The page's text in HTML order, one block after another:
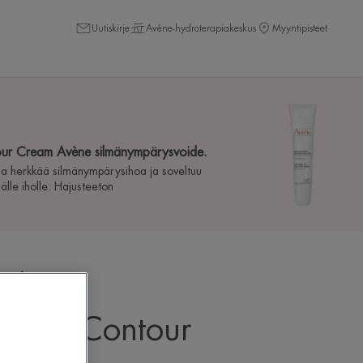
Uutiskirje Avène-hydroterapiakeskus Myyntipisteet
Cream Avène silmänympärysvoide.
herkkää silmänympärysihoa ja soveltuu
iholle. Hajusteeton
Eye Contour